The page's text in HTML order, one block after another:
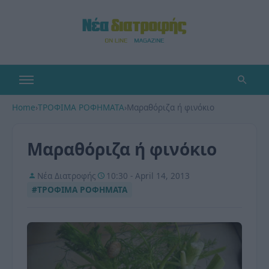
Home›ΤΡΟΦΙΜΑ ΡΟΦΗΜΑΤΑ›Μαραθόριζα ή φινόκιο
Μαραθόριζα ή φινόκιο
Νέα Διατροφής
10:30 - April 14, 2013
#ΤΡΟΦΙΜΑ ΡΟΦΗΜΑΤΑ